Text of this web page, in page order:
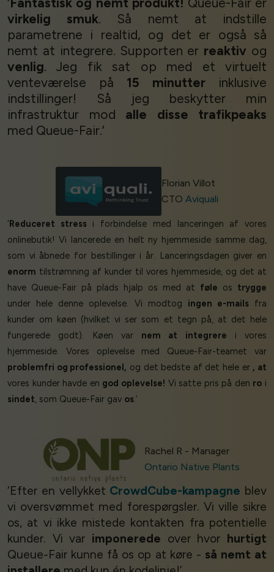
virkelig smuk. Så nemt at indstille
parametrene i realtid, og det er også så
nemt at integrere. Supporten er reaktiv og
venlig. Jeg fik sat op med et virtuelt
venteværelse på 15 minutter inklusive
indstillinger! Så jeg beskytter min
infrastruktur mod alle disse trafikpeaks
med Queue-Fair.’
Florian Villot
CTOAviquali
‘Reduceret stressi forbindelse med lanceringen af vores
onlinebutik! Vi lancerede en helt ny hjemmeside samme dag,
som vi åbnede for bestillinger i år. Lanceringsdagen giver en
enorm tilstrømning af kunder til vores hjemmeside, og det at
have Queue-Fair på plads hjalp os med at føle os trygge
under hele denne oplevelse. Vi modtog ingen e-mailsfra
kunder om køen (hvilket vi ser som et tegn på, at det hele
fungerede godt). Køen var nem at integrere i vores
hjemmeside. Vores oplevelse med Queue-Fair-teamet var
problemfri og professionel, og det bedste af det hele er , at
vores kunder havde en god oplevelse! Vi satte pris på den ro i
sindet, som Queue-Fair gav os.’
Rachel R - Manager
Ontario Native Plants
‘Efter en vellykket CrowdCube-kampagne blev
vi oversvømmet med forespørgsler. Vi ville sikre
os, at vi ikke mistede kontakten fra potentielle
kunder. Vi var imponerede over hvor hurtigt
Queue-Fair kunne få os op at køre - så nemt at